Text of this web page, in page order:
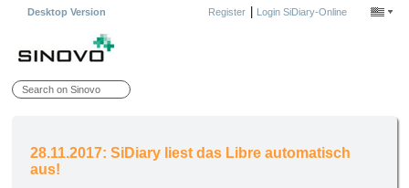
Desktop Version Register| Login SiDiary-Online
28.11.2017: SiDiary liest das Libre automatisch
aus!